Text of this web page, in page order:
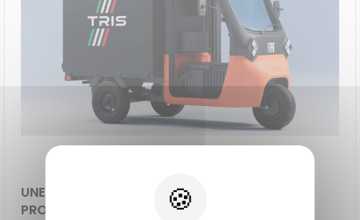
UNE NOUVELLE VISION DE L’UTILITAIRE
PROFESSIONNEL